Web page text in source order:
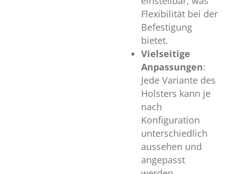
Flexibilität bei der
Befestigung
bietet.
Vielseitige
Anpassungen:
Jede Variante des
Holsters kann je
nach
Konfiguration
unterschiedlich
aussehen und
angepasst